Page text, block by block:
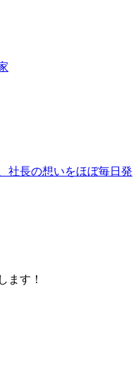
社長の想いをほぼ毎日発
ます！